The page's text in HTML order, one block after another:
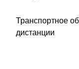
Транспортное
дистанции